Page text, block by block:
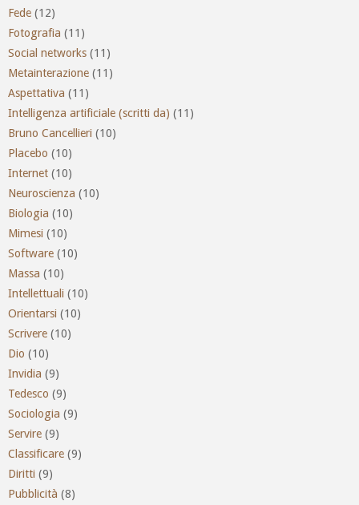
Fede (12)
Fotografia (11)
Social networks (11)
Metainterazione (11)
Aspettativa (11)
Intelligenza artificiale (scritti da) (11)
Bruno Cancellieri (10)
Placebo (10)
Internet (10)
Neuroscienza (10)
Biologia (10)
Mimesi (10)
Software (10)
Massa (10)
Intellettuali (10)
Orientarsi (10)
Scrivere (10)
Dio (10)
Invidia (9)
Tedesco (9)
Sociologia (9)
Servire (9)
Classificare (9)
Diritti (9)
Pubblicità (8)